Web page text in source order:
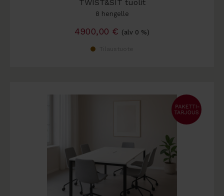
TWIST&SIT tuolit
8 hengelle
4900,00 € (alv 0 %)